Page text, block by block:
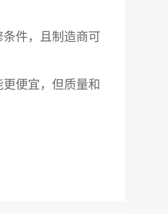
件，且制造商可
便宜，但质量和